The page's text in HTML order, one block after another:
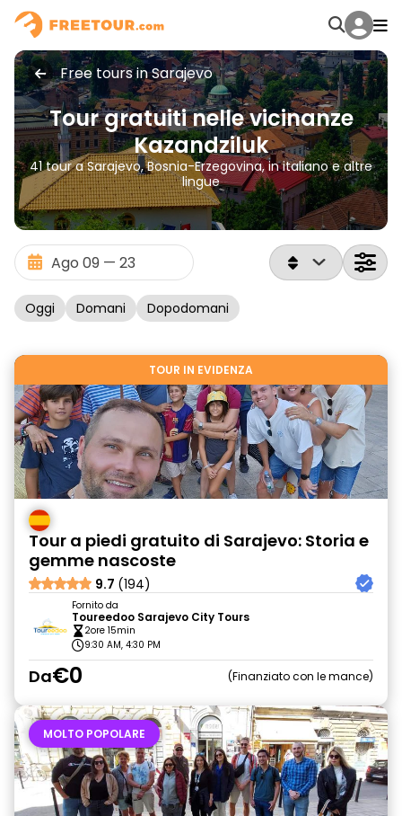
Free tours in Sarajevo
Tour gratuiti nelle vicinanze
Kazandziluk
41 tour a Sarajevo, Bosnia-Erzegovina, in italiano e altre
lingue
Oggi Domani Dopodomani
TOUR IN EVIDENZA
Tour a piedi gratuito di Sarajevo: Storia e
gemme nascoste
9.7 (194)
Fornito da
Toureedoo Sarajevo City Tours
2ore 15min
9:30 AM, 4:30 PM
Da€0 Finanziato con le mance
MOLTO POPOLARE